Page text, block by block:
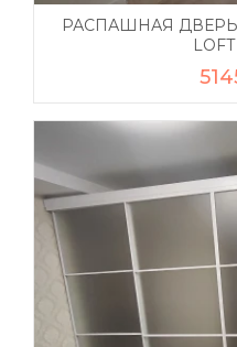
РАСПАШНАЯ